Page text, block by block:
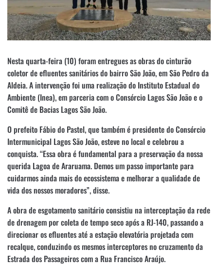
Nesta quarta-feira (10) foram entregues as obras do cinturão
coletor de efluentes sanitários do bairro São João, em São Pedro da
Aldeia. A intervenção foi uma realização do Instituto Estadual do
Ambiente (Inea), em parceria com o Consórcio Lagos São João e o
Comitê de Bacias Lagos São João.
O prefeito Fábio do Pastel, que também é presidente do Consórcio
Intermunicipal Lagos São João, esteve no local e celebrou a
conquista. “Essa obra é fundamental para a preservação da nossa
querida Lagoa de Araruama. Demos um passo importante para
cuidarmos ainda mais do ecossistema e melhorar a qualidade de
vida dos nossos moradores”, disse.
A obra de esgotamento sanitário consistiu na interceptação da rede
de drenagem por coleta de tempo seco após a RJ-140, passando a
direcionar os efluentes até a estação elevatória projetada com
recalque, conduzindo os mesmos interceptores no cruzamento da
Estrada dos Passageiros com a Rua Francisco Araújo.